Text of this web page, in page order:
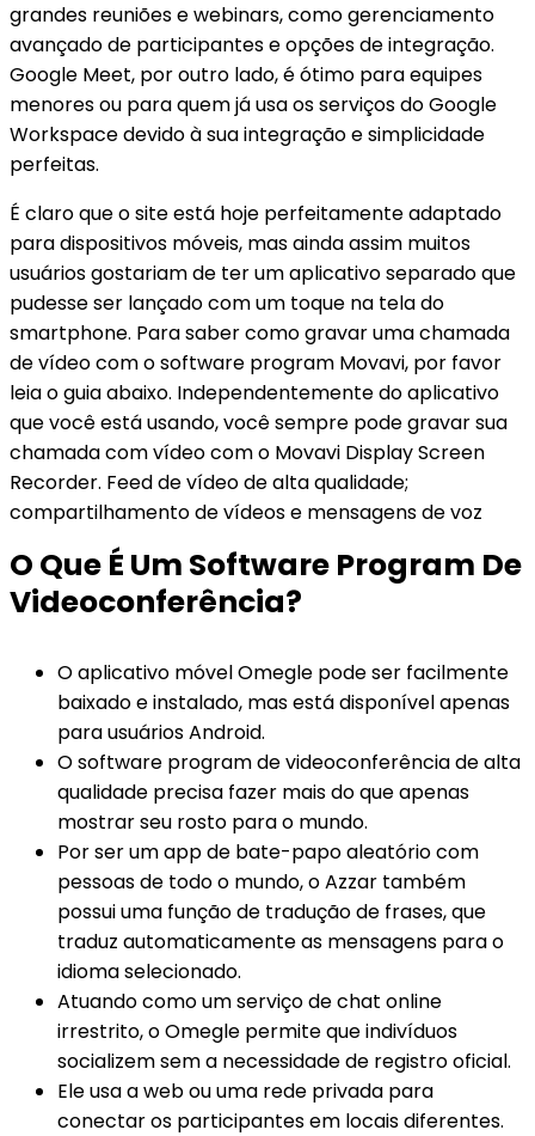
grandes reuniões e webinars, como gerenciamento
avançado de participantes e opções de integração.
Google Meet, por outro lado, é ótimo para equipes
menores ou para quem já usa os serviços do Google
Workspace devido à sua integração e simplicidade
perfeitas.
É claro que o site está hoje perfeitamente adaptado
para dispositivos móveis, mas ainda assim muitos
usuários gostariam de ter um aplicativo separado que
pudesse ser lançado com um toque na tela do
smartphone. Para saber como gravar uma chamada
de vídeo com o software program Movavi, por favor
leia o guia abaixo. Independentemente do aplicativo
que você está usando, você sempre pode gravar sua
chamada com vídeo com o Movavi Display Screen
Recorder. Feed de vídeo de alta qualidade;
compartilhamento de vídeos e mensagens de voz
O Que É Um Software Program De
Videoconferência?
O aplicativo móvel Omegle pode ser facilmente
baixado e instalado, mas está disponível apenas
para usuários Android.
O software program de videoconferência de alta
qualidade precisa fazer mais do que apenas
mostrar seu rosto para o mundo.
Por ser um app de bate-papo aleatório com
pessoas de todo o mundo, o Azzar também
possui uma função de tradução de frases, que
traduz automaticamente as mensagens para o
idioma selecionado.
Atuando como um serviço de chat online
irrestrito, o Omegle permite que indivíduos
socializem sem a necessidade de registro oficial.
Ele usa a web ou uma rede privada para
conectar os participantes em locais diferentes.